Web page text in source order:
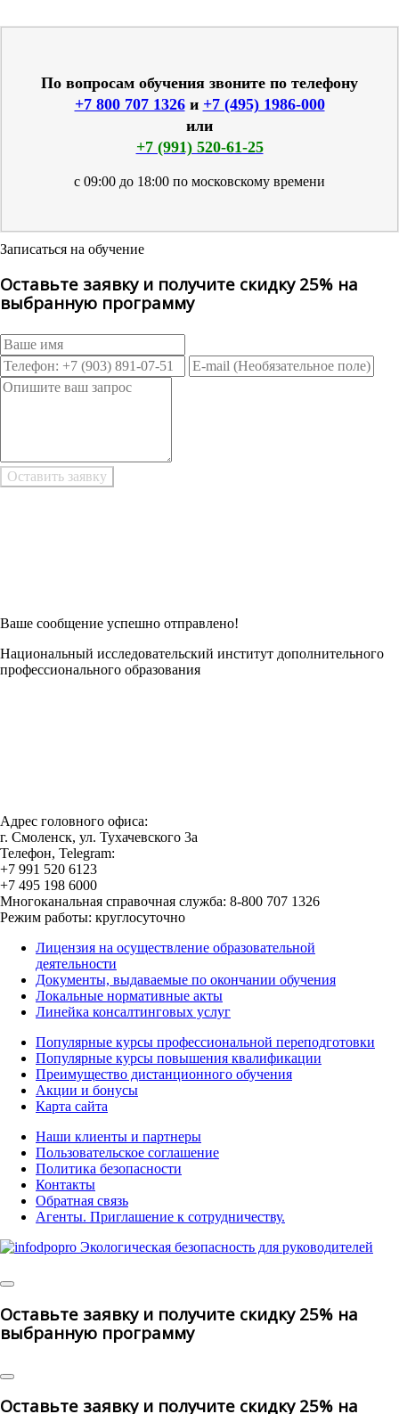
По вопросам обучения звоните по телефону
+7 800 707 1326и +7 (495) 1986-000
или
+7 (991) 520-61-25
с 09:00 до 18:00 по московскому времени
Записаться на обучение
Оставьте заявку и получите скидку 25% на
выбранную программу
Ваше сообщение успешно отправлено!
Национальный исследовательский институт дополнительного
профессионального образования
Адрес головного офиса:
г. Смоленск, ул. Тухачевского 3а
Телефон, Telegram:
+7 991 520 6123
+7 495 198 6000
Многоканальная справочная служба: 8-800 707 1326
Режим работы: круглосуточно
Лицензия на осуществление образовательной
деятельности
Документы, выдаваемые по окончании обучения
Локальные нормативные акты
Линейка консалтинговых услуг
Популярные курсы профессиональной переподготовки
Популярные курсы повышения квалификации
Преимущество дистанционного обучения
Акции и бонусы
Карта сайта
Наши клиенты и партнеры
Пользовательское соглашение
Политика безопасности
Контакты
Обратная связь
Агенты. Приглашение к сотрудничеству.
Оставьте заявку и получите скидку 25% на
выбранную программу
Оставьте заявку и получите скидку 25% на